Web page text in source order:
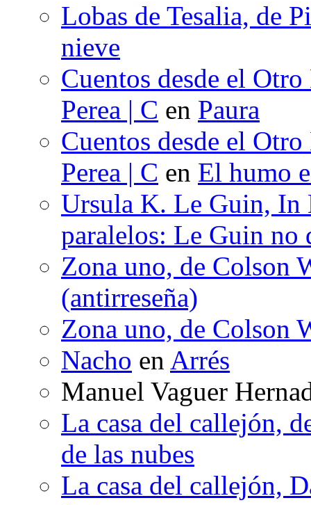
Lobas de Tesalia, de
nieve
Cuentos desde el
Perea | C en Paura
Cuentos desde el
Perea | C en El humo
Ursula K. Le Guin, In
paralelos: Le Guin no
Zona uno, de Colson
(antirreseña)
Zona uno, de Colson
Nacho en Arrés
Manuel Vaguer
La casa del callejón,
de las nubes
La casa del callejón,